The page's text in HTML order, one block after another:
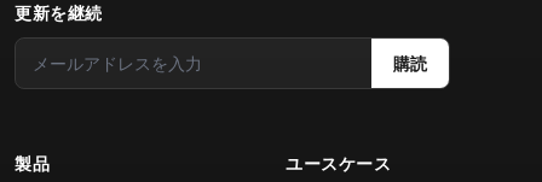
更新を継続
購読
製品
ユースケース